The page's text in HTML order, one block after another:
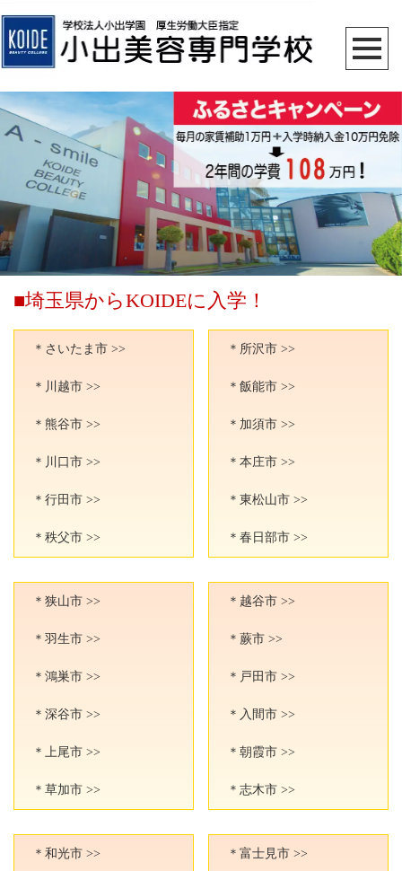
■埼玉県からKOIDEに入学！
＊さいたま市 >>
＊川越市 >>
＊熊谷市 >>
＊川口市 >>
＊行田市 >>
＊秩父市 >>
＊所沢市 >>
＊飯能市 >>
＊加須市 >>
＊本庄市 >>
＊東松山市 >>
＊春日部市 >>
＊狭山市 >>
＊羽生市 >>
＊鴻巣市 >>
＊深谷市 >>
＊上尾市 >>
＊草加市 >>
＊越谷市 >>
＊蕨市 >>
＊戸田市 >>
＊入間市 >>
＊朝霞市 >>
＊志木市 >>
＊和光市 >> ＊富士見市 >>